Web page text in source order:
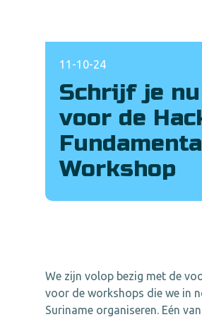
11-10-24
Schrijf je
voor de
Workshop
We zijn volop bezig met de
voor de workshops die we in
Suriname organiseren. Eén